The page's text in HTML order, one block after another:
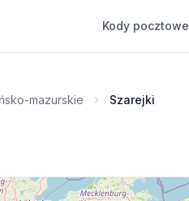
Kody pocztowe
mazurskie Szarejki